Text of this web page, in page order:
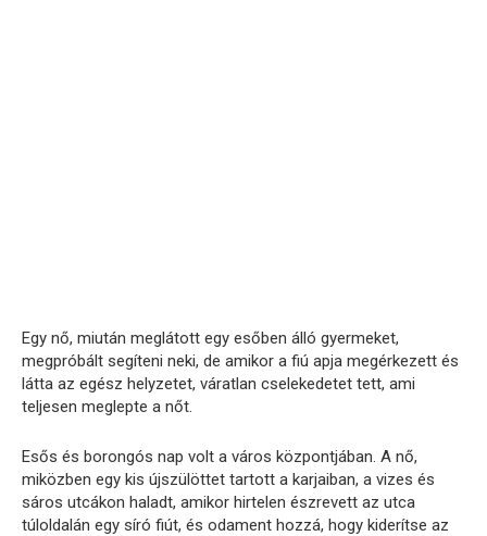
Egy nő, miután meglátott egy esőben álló gyermeket,
megpróbált segíteni neki, de amikor a fiú apja megérkezett és
látta az egész helyzetet, váratlan cselekedetet tett, ami
teljesen meglepte a nőt.
Esős és borongós nap volt a város központjában. A nő,
miközben egy kis újszülöttet tartott a karjaiban, a vizes és
sáros utcákon haladt, amikor hirtelen észrevett az utca
túloldalán egy síró fiút, és odament hozzá, hogy kiderítse az